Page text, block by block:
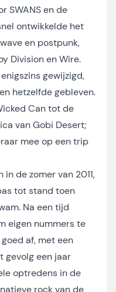
SWANS en de
ontwikkelde het
en postpunk,
Division en Wire.
gewijzigd,
hetzelfde gebleven.
Can tot de
van Gobi Desert;
mee op een trip
de zomer van 2011,
tot stand toen
Na een tijd
eigen nummers te
af, met een
gevolg een jaar
optredens in de
rock van de